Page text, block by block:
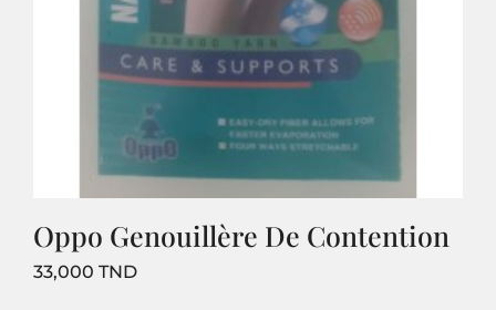
Oppo Genouillère De Contention
33,000 TNDPrix